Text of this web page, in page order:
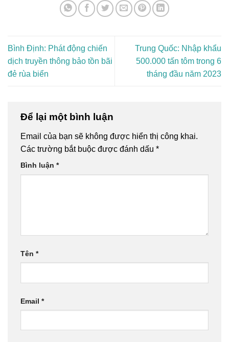
Bình Định: Phát động chiến
dịch truyền thông bảo tồn bãi
đẻ rùa biển
Trung Quốc: Nhập khẩu
500.000 tấn tôm trong 6
tháng đầu năm 2023
Để lại một bình luận
Email của bạn sẽ không được hiển thị công khai.
Các trường bắt buộc được đánh dấu *
Bình luận *
Tên *
Email *